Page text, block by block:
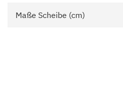
Maße Scheibe (cm)